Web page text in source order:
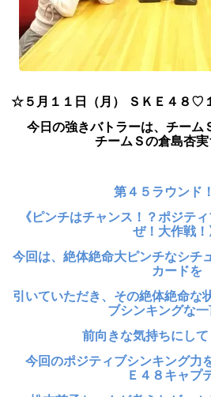
☆５ 月１１ 日（月） ＳＫＥ４８♡
今日 の強きバトラーは、チーム
チームＳの倉島杏実
第４５ラウンド
《ピンチはチャンス！？ポジテ
ぜ！大作戦！
今回は、絶体絶命大ピンチなシチ
カードを
引いていただき、 その絶体絶命な
ブシンキングな一
前向きな気持ちにして
今回のポジティブシンキング力
Ｅ４８キャプ